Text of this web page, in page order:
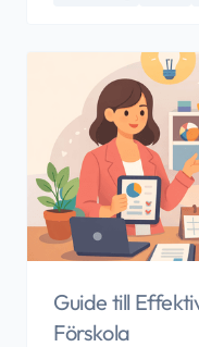
Guide till
Förskola